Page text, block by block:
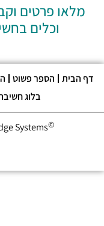
פרטים וקבלו
וכלים
הספר פשוט
בלוג חשיבה
Systems